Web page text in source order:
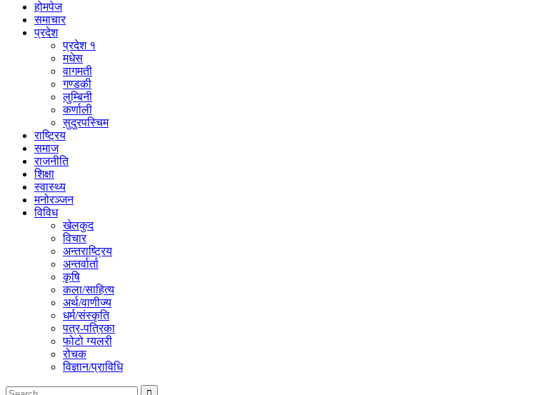
होमपेज
समाचार
प्रदेश
प्रदेश १
मधेस
वागमती
गण्डकी
लुम्बिनी
कर्णाली
सुदुरपस्चिम
राष्ट्रिय
समाज
राजनीति
शिक्षा
स्वास्थ्य
मनोरञ्जन
विविध
खेलकुद
विचार
अन्तराष्ट्रिय
अन्तर्वार्ता
कृषि
कला/साहित्य
अर्थ/वाणीज्य
धर्म/संस्कृति
पत्र-पत्रिका
फोटो ग्यलरी
रोचक
विज्ञान/प्राविधि